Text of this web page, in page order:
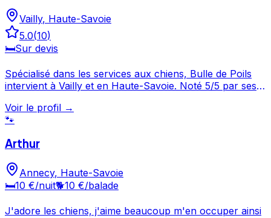
Vailly, Haute-Savoie
5.0(10)
🛏️Sur devis
Spécialisé dans les services aux chiens, Bulle de Poils
intervient à Vailly et en Haute-Savoie. Noté 5/5 par ses
pour votre compagnon. Prenez contact pour discuter
de vos besoins et organiser la garde de votre chien.
à Vailly. Noté 5/5 ⭐⭐⭐⭐⭐ sur Google Maps avec 10 avis.
Voir le profil →
🐾
Arthur
Annecy, Haute-Savoie
🛏️10 €/nuit🐕10 €/balade
J'adore les chiens, j'aime beaucoup m'en occuper ainsi